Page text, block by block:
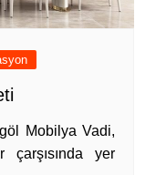
Mobilya Vadi,
çarşısında yer